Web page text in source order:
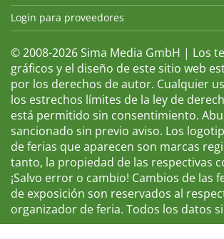
Login para proveedores
© 2008-2026 Sima Media GmbH | Los
gráficos y el diseño de este sitio web
por los derechos de autor. Cualquier
los estrechos límites de la ley de
está permitido sin consentimiento.
sancionado sin previo aviso. Los
de ferias que aparecen son marcas
tanto, la propiedad de las respectivas
¡Salvo error o cambio! Cambios de las
de exposición son reservados al
organizador de feria. Todos los datos